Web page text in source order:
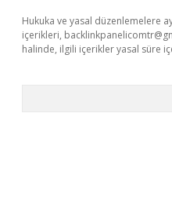
Hukuka ve yasal düzenlemelere
içerikleri,
halinde, ilgili içerikler yasal süre